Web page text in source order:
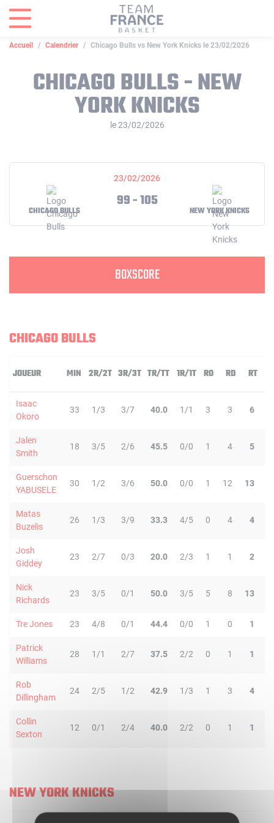
Accueil Calendrier Chicago Bulls vs New York Knicks le 23/02/2026
CHICAGO BULLS - NEW
YORK KNICKS
le 23/02/2026
23/02/2026
CHICAGO BULLS
99 - 105
NEW YORK KNICKS
BOXSCORE
CHICAGO BULLS
JOUEUR MIN 2R/2T 3R/3T TR/TT 1R/1T RO RD RT
Isaac
Okoro
33 1/3 3/7 40.0 1/1 3 3 6
Jalen
Smith
18 3/5 2/6 45.5 0/0 1 4 5
Guerschon
YABUSELE
30 1/2 3/6 50.0 0/0 1 12 13
Matas
Buzelis
26 1/3 3/9 33.3 4/5 0 4 4
Josh
Giddey
23 2/7 0/3 20.0 2/3 1 1 2
Nick
Richards
23 3/5 0/1 50.0 3/5 5 8 13
Tre Jones 23 4/8 0/1 44.4 0/0 1 0 1
Patrick
Williams
28 1/1 2/7 37.5 2/2 0 1 1
Rob
Dillingham
24 2/5 1/2 42.9 1/3 1 3 4
Collin
Sexton
12 0/1 2/4 40.0 2/2 0 1 1
NEW YORK KNICKS
Panneau de gestion des cookies